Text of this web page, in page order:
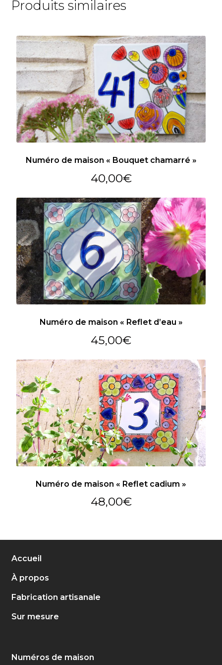
Produits similaires
Numéro de maison « Bouquet chamarré »
40,00€
Numéro de maison « Reflet d’eau »
45,00€
Numéro de maison « Reflet cadium »
48,00€
Accueil
À propos
Fabrication artisanale
Sur mesure
Numéros de maison